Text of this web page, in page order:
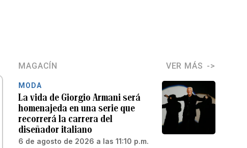
MAGACÍN VER MÁS
MODA
La vida de Giorgio Armani será
homenajeda en una serie que
recorrerá la carrera del
diseñador italiano
6 de agosto de 2026 a las 11:10 p.m.